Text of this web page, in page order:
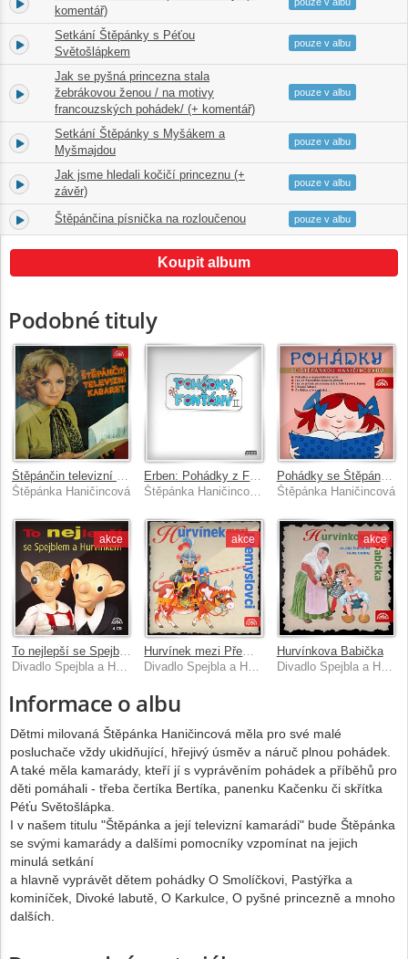
komentář)
10.
Setkání Štěpánky s Péťou
Světošlápkem
02:06
pouze v albu
11.
Jak se pyšná princezna stala
žebrákovou ženou / na motivy
francouzských pohádek/ (+ komentář)
09:01
pouze v albu
12.
Setkání Štěpánky s Myšákem a
Myšmajdou
02:15
pouze v albu
13.
Jak jsme hledali kočičí princeznu (+
závěr)
06:47
pouze v albu
14. Štěpánčina písnička na rozloučenou 00:26
pouze v albu
Koupit album
Podobné tituly
Štěpánka Haničincová
Pohádky se Štěpánkou Haničincovou
Štěpánka Haničincová
akce
To nejlepší se Spejblem a Hurvínkem
Divadlo Spejbla a Hurvínka
akce
Hurvínek mezi Přemyslovci
Divadlo Spejbla a Hurvínka
akce
Hurvínkova Babička
Divadlo Spejbla a Hurvínka
Informace o albu
Dětmi milovaná Štěpánka Haničincová měla pro své malé
posluchače vždy ukidňující, hřejivý úsměv a náruč plnou pohádek.
A také měla kamarády, kteří jí s vyprávěním pohádek a příběhů pro
děti pomáhali - třeba čertíka Bertíka, panenku Kačenku či skřítka
Péťu Světošlápka.
I v našem titulu "Štěpánka a její televizní kamarádi" bude Štěpánka
se svými kamarády a dalšími pomocníky vzpomínat na jejich
minulá setkání
a hlavně vyprávět dětem pohádky O Smolíčkovi, Pastýřka a
kominíček, Divoké labutě, O Karkulce, O pyšné princezně a mnoho
dalších.